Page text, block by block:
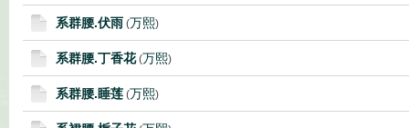
系群腰.伏雨 (万熙)
系群腰.丁香花(万熙)
系群腰.睡莲 (万熙)